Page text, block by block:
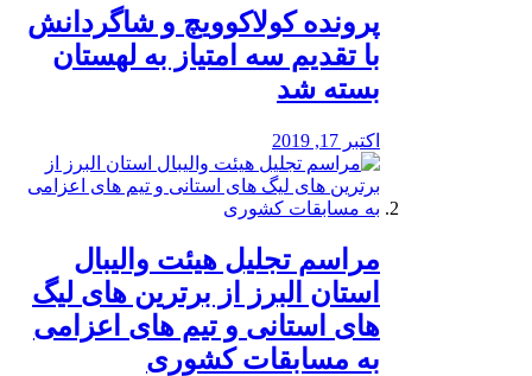
پرونده کولاکوویچ و شاگردانش
با تقدیم سه امتیاز به لهستان
بسته شد
اکتبر 17, 2019
مراسم تجلیل هیئت والیبال
استان البرز از برترین های لیگ
های استانی و تیم های اعزامی
به مسابقات کشوری